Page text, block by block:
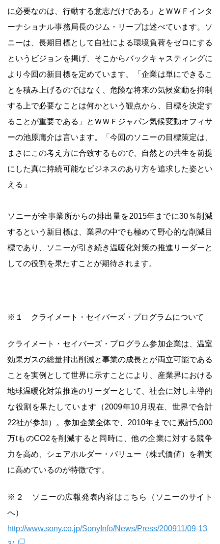
に必要なのは、行動する意志だけである」とＷＷＦインタ
ーナショナル事務局長のジム・リープは述べています。ソ
ニーは、長期目標として自社による環境負荷をゼロにする
というビジョンを掲げ、そこからバックキャスティングに
より今回の新目標を定めています。「企業は単にできるこ
とを積み上げるのではなく、危険な将来の気候変動を抑制
する上で必要なことは何かという観点から、目標を決定す
ることが重要である」とＷＷＦジャパン気候変動オフィサ
ーの池原庸介は言います。「今回のソニーの目標策定は、
まさにこの考え方に合致するもので、自然との共生を前提
にした真に持続可能なビジネスのあり方を追求した姿とい
える」
ソニーが全事業所からの排出量を2015年までに30％削減
するという新目標は、業界の中でも極めて野心的な削減目
標であり、ソニーが引き続き温暖化対策の推進リーダーと
しての役割を果たすことが期待されます。
※１ クライメート・セイバーズ・プログラムについて
クライメート・セイバーズ・プログラム参加企業は、温室
効果ガスの総量排出削減と事業の成長とが両立可能である
ことを実例として世界に示すことにより、産業界における
地球温暖化対策推進のリーダーとして、社会に対し主導的
な役割を果たしています（2009年10月現在、世界で合計
22社が参加）。参加企業全体で、2010年までに累計5,000
万tものCO2を削減すると同時に、他の企業に対する競争
力を高め、シェアホルダー・バリュー（株式価値）を着実
に高めているのが特徴です。
※２ ソニーの広報発表内容はこちら（ソニーのサイト
へ）
http://www.sony.co.jp/SonyInfo/News/Press/200911/09-13